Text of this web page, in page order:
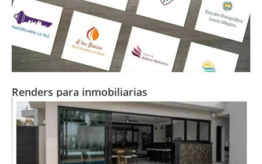
Renders para inmobiliarias